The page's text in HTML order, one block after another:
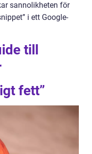
sannolikheten för
i ett Google-
till
fett”